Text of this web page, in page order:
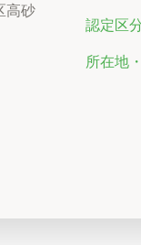
高砂
認定区
所在地